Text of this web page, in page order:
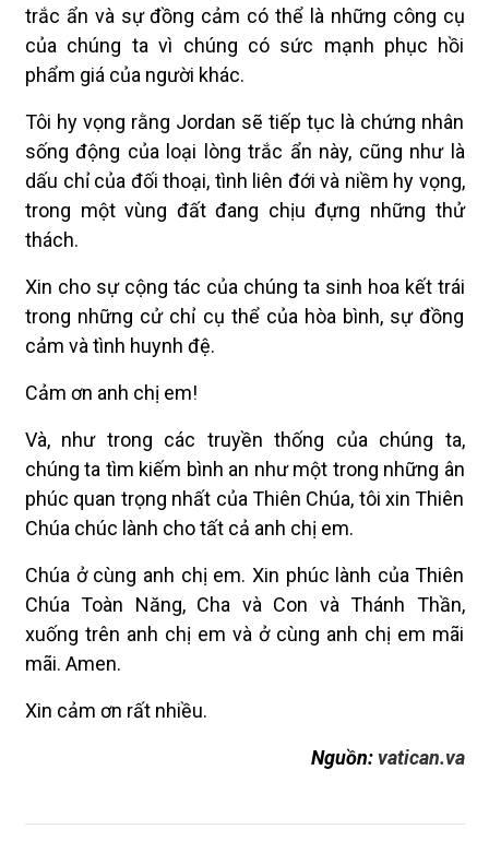
trắc ẩn và sự đồng cảm có thể là những công cụ
của chúng ta vì chúng có sức mạnh phục hồi
phẩm giá của người khác.
Tôi hy vọng rằng Jordan sẽ tiếp tục là chứng nhân
sống động của loại lòng trắc ẩn này, cũng như là
dấu chỉ của đối thoại, tình liên đới và niềm hy vọng,
trong một vùng đất đang chịu đựng những thử
thách.
Xin cho sự cộng tác của chúng ta sinh hoa kết trái
trong những cử chỉ cụ thể của hòa bình, sự đồng
cảm và tình huynh đệ.
Cảm ơn anh chị em!
Và, như trong các truyền thống của chúng ta,
chúng ta tìm kiếm bình an như một trong những ân
phúc quan trọng nhất của Thiên Chúa, tôi xin Thiên
Chúa chúc lành cho tất cả anh chị em.
Chúa ở cùng anh chị em. Xin phúc lành của Thiên
Chúa Toàn Năng, Cha và Con và Thánh Thần,
xuống trên anh chị em và ở cùng anh chị em mãi
mãi. Amen.
Xin cảm ơn rất nhiều.
Nguồn:vatican.va